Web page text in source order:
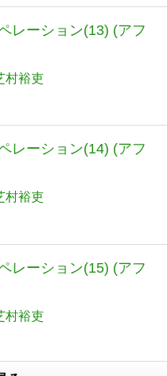
レーション(13) (アフ
村裕吏
レーション(14) (アフ
村裕吏
レーション(15) (アフ
村裕吏